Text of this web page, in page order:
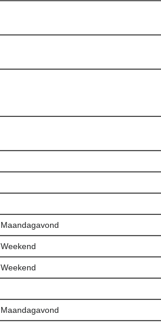
Maandagavond
Weekend
Weekend
Maandagavond